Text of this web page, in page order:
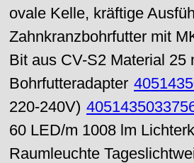
ovale Kelle, kräftige
Zahnkranzbohrfutter mit
Bit aus CV-S2 Material 25
Bohrfutteradapter
220-240V)
60 LED/m 1008 lm
Raumleuchte